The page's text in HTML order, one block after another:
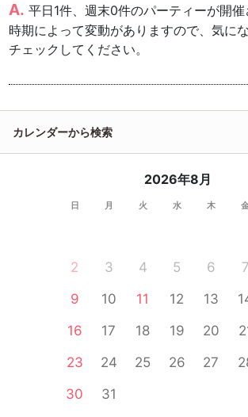
平日1件、週末0件のパーティーが開催
時期によって変動がありますので、気に
チェックしてください。
カレンダーから検索
2026年8月
日 月 火 水 木
2
3 4 5 6 7
9
10 11 12 13
16
17 18 19 20
23
24 25 26 27
30
31